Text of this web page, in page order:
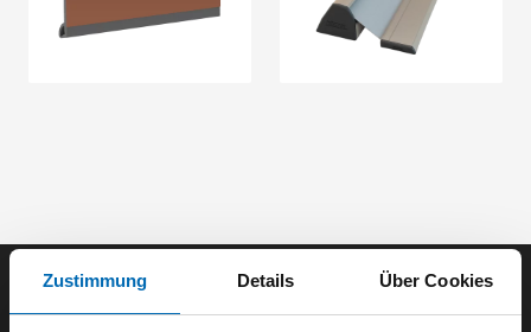
Zustimmung Details Über Cookies
Der ODÖRFER Newsletter